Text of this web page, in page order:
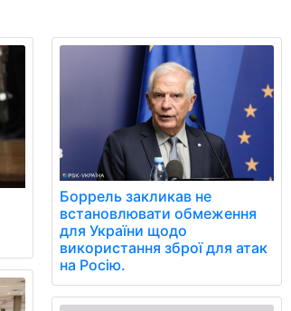
Боррель закликав не
встановлювати обмеження
для України щодо
використання зброї для атак
на Росію.